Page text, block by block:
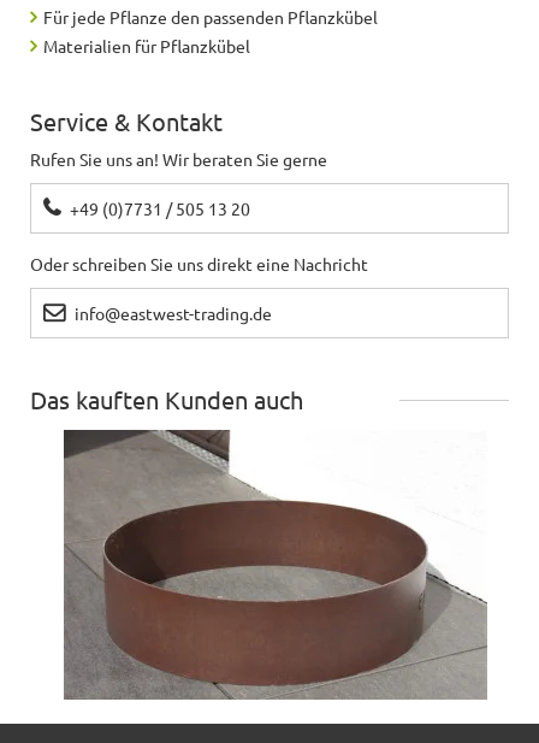
Für jede Pflanze den passenden Pflanzkübel
Materialien für Pflanzkübel
Service & Kontakt
Rufen Sie uns an! Wir beraten Sie gerne
+49 (0)7731 / 505 13 20
Oder schreiben Sie uns direkt eine Nachricht
info@eastwest-trading.de
Das kauften Kunden auch